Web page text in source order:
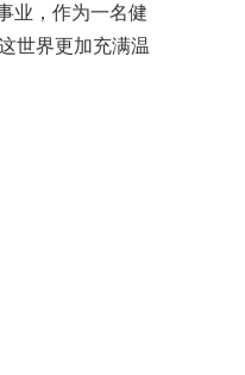
业，作为一名健
世界更加充满温